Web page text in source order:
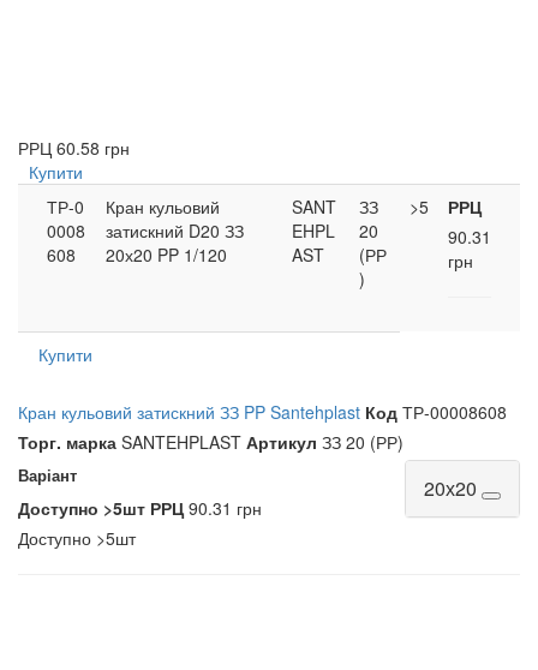
РРЦ 60.58 грн
Купити
ТР-0
0008
608
Кран кульовий
затискний D20 ЗЗ
20х20 PP 1/120
SANT
EHPL
AST
ЗЗ
20
(РР
)
>5
РРЦ
90.31
грн
Купити
Кран кульовий затискний ЗЗ PP Santehplast Код ТР-00008608
Торг. марка SANTEHPLAST Артикул ЗЗ 20 (РР)
Варіант 20х20
Доступно >5шт РРЦ90.31 грн
Доступно >5шт